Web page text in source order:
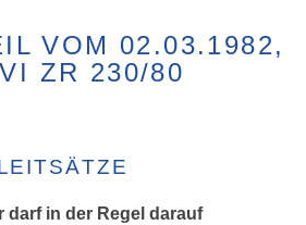
VOM 02.03.1982,
ZR 230/80
darf in der Regel darauf